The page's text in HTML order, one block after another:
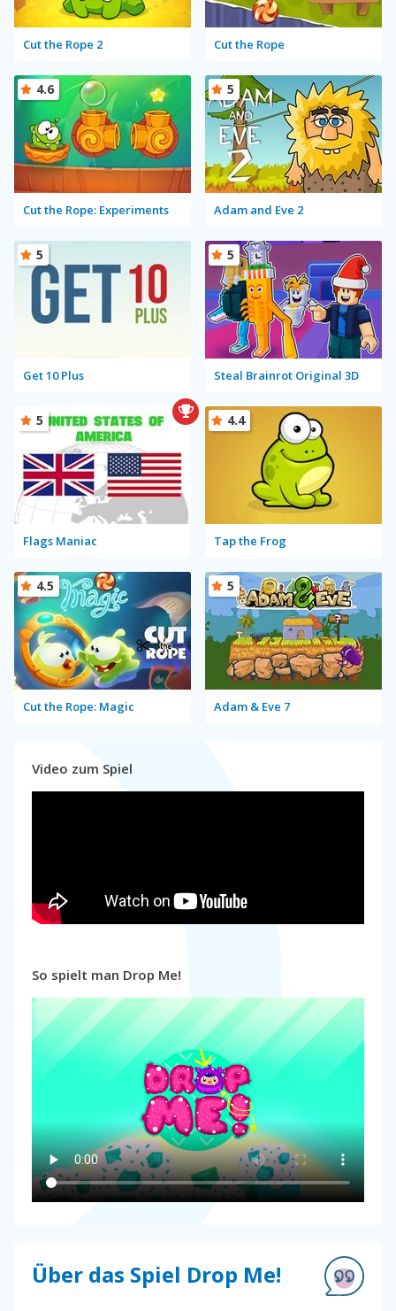
Cut the Rope 2 Cut the Rope
Cut the Rope: Experiments
4.6
Adam and Eve 2
5
Get 10 Plus
5
Steal Brainrot Original 3D
5
Flags Maniac
5
Tap the Frog
4.4
Cut the Rope: Magic
4.5
Adam & Eve 7
5
Video zum Spiel
So spielt man Drop Me!
Über das Spiel Drop Me!